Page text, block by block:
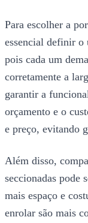
Para escolher a
essencial definir o
pois cada um
corretamente a
garantir a
orçamento e o
e preço, evitando
Além disso,
seccionadas pode
mais espaço e
enrolar são mais